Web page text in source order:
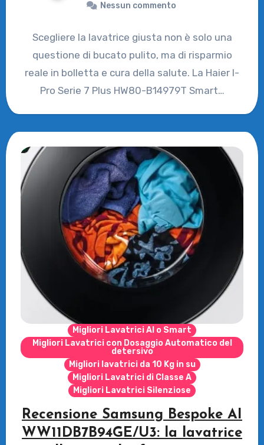
Nessun commento
Scegliere la lavatrice giusta non è solo una
questione di bucato pulito, ma di risparmio
reale in bolletta e cura della salute. La Haier I-
Pro Serie 7 Plus HW80-B14979T Smart…
Migliori Lavatrici AI o Smart
Migliori Lavatrici con Dosaggio Automatico del
detersivo
Migliori lavatrici da 10 Kg in su
Migliori Lavatrici di Classe A
Migliori Lavatrici Silenziose
Recensione Samsung Bespoke AI
WW11DB7B94GE/U3: la lavatrice